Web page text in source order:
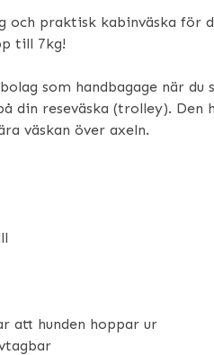
och praktisk kabinväska för
till 7kg!
som handbagage när du
din reseväska (trolley). Den
väskan över axeln.
att hunden hoppar ur